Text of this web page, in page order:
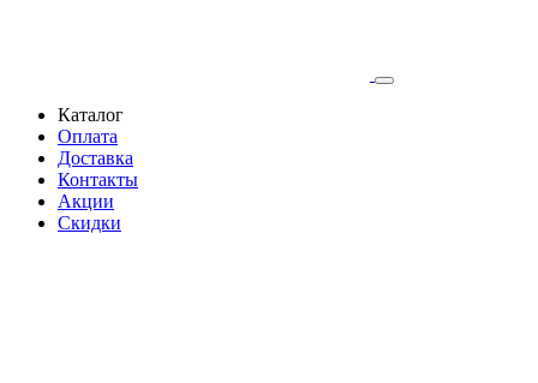
Каталог
Оплата
Доставка
Контакты
Акции
Скидки